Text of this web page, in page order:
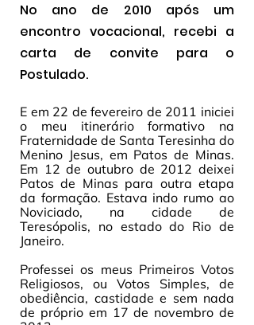
No ano de 2010 após um
encontro vocacional, recebi a
carta de convite para o
Postulado.
E em 22 de fevereiro de 2011 iniciei
o meu itinerário formativo na
Fraternidade de Santa Teresinha do
Menino Jesus, em Patos de Minas.
Em 12 de outubro de 2012 deixei
Patos de Minas para outra etapa
da formação. Estava indo rumo ao
Noviciado, na cidade de
Teresópolis, no estado do Rio de
Janeiro.
Professei os meus Primeiros Votos
Religiosos, ou Votos Simples, de
obediência, castidade e sem nada
de próprio em 17 de novembro de